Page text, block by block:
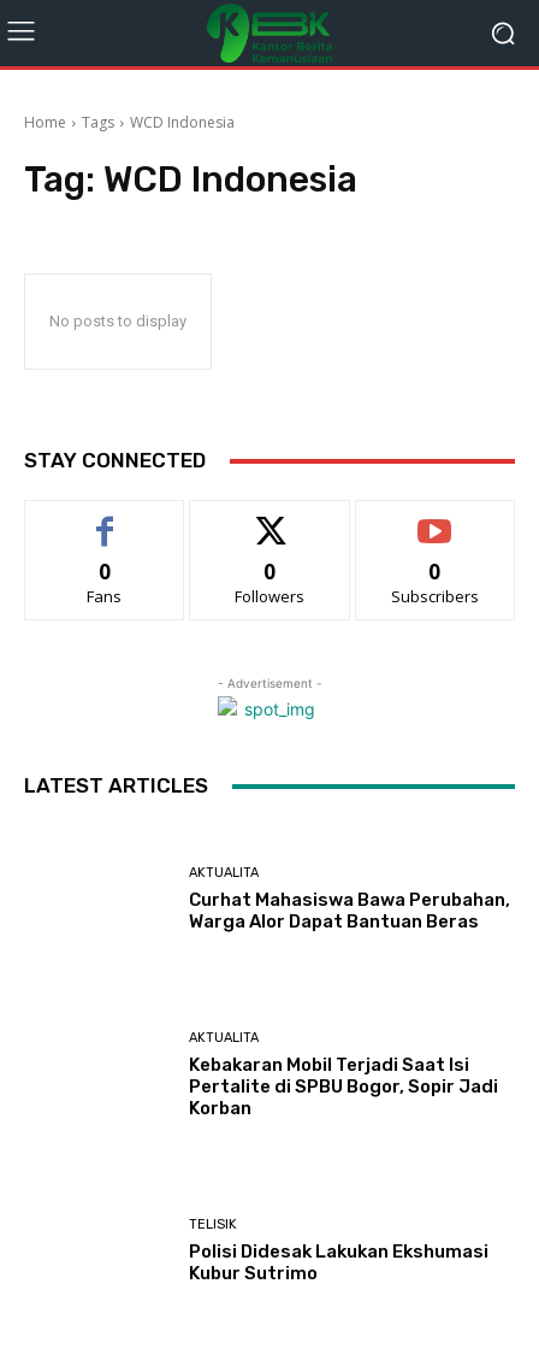
Home Tags WCD Indonesia
Tag: WCD Indonesia
No posts to display
STAY CONNECTED
0
Fans
0
Followers
0
Subscribers
- Advertisement -
LATEST ARTICLES
AKTUALITA
Curhat Mahasiswa Bawa Perubahan,
Warga Alor Dapat Bantuan Beras
AKTUALITA
Kebakaran Mobil Terjadi Saat Isi
Pertalite di SPBU Bogor, Sopir Jadi
Korban
TELISIK
Polisi Didesak Lakukan Ekshumasi
Kubur Sutrimo